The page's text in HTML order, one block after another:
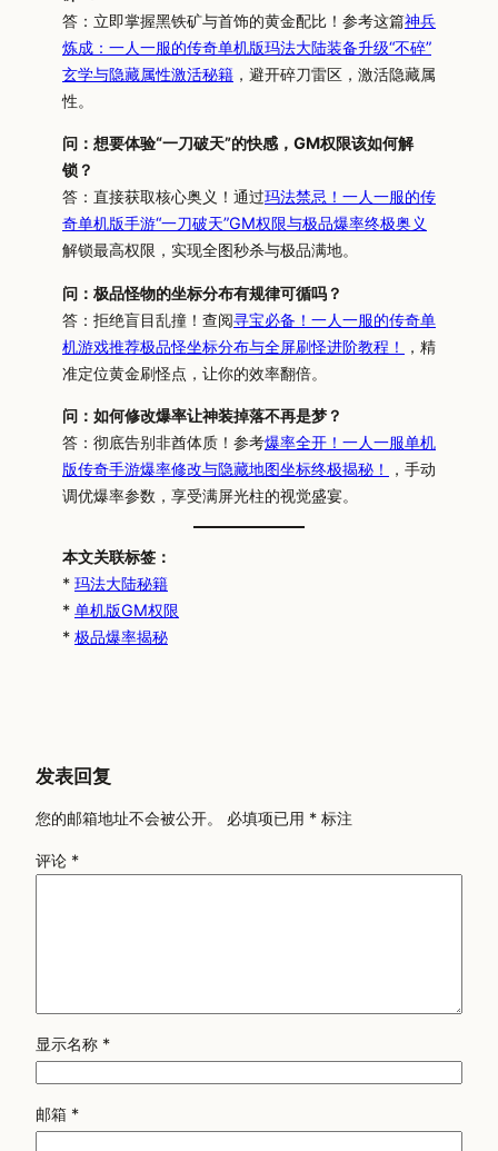
答：立即掌握黑铁矿与首饰的黄金配比！参考这篇神兵
炼成：一人一服的传奇单机版玛法大陆装备升级“不碎”
玄学与隐藏属性激活秘籍 ，避开碎刀雷区，激活隐藏属
性。
问：想要体验“一刀破天”的快感，GM权限该如何解
锁？
答：直接获取核心奥义！通过玛法禁忌！一人一服的传
奇单机版手游“一刀破天”GM权限与极品爆率终极奥义
解锁最高权限，实现全图秒杀与极品满地。
问：极品怪物的坐标分布有规律可循吗？
答：拒绝盲目乱撞！查阅寻宝必备！一人一服的传奇单
机游戏推荐极品怪坐标分布与全屏刷怪进阶教程！
，精
准定位黄金刷怪点，让你的效率翻倍。
问：如何修改爆率让神装掉落不再是梦？
答：彻底告别非酋体质！参考爆率全开！一人一服单机
版传奇手游爆率修改与隐藏地图坐标终极揭秘！
，手动
调优爆率参数，享受满屏光柱的视觉盛宴。
本文关联标签：
* 玛法大陆秘籍
* 单机版GM权限
* 极品爆率揭秘
发表回复
您的邮箱地址不会被公开。 必填项已用 * 标注
评论 *
显示名称 *
邮箱 *